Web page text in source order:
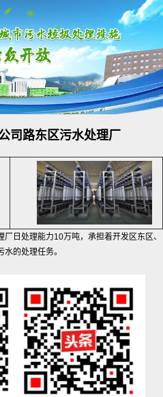
司路东区污水处理厂
日处理能力10万吨，承担着开发区东区、
的处理任务。